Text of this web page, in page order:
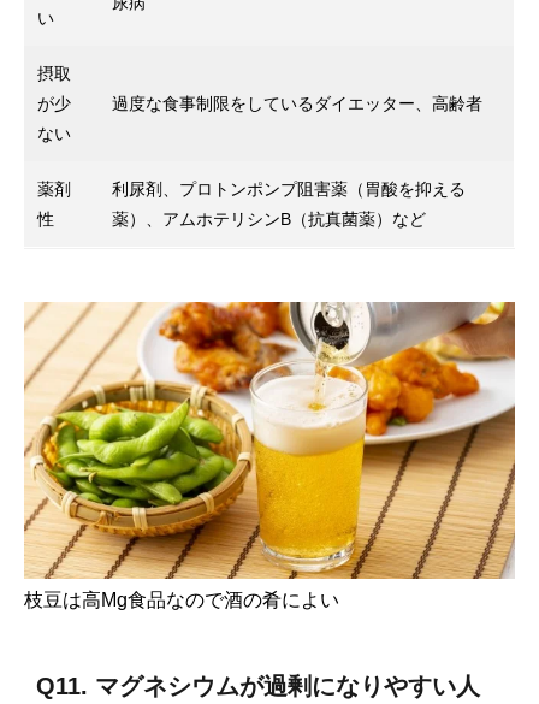
い
摂取
が少
ない
過度な食事制限をしているダイエッター、高齢者
薬剤
性
利尿剤、プロトンポンプ阻害薬（胃酸を抑える
薬）、アムホテリシンB（抗真菌薬）など
枝豆は高Mg食品なので酒の肴によい
Q11. マグネシウムが過剰になりやすい人